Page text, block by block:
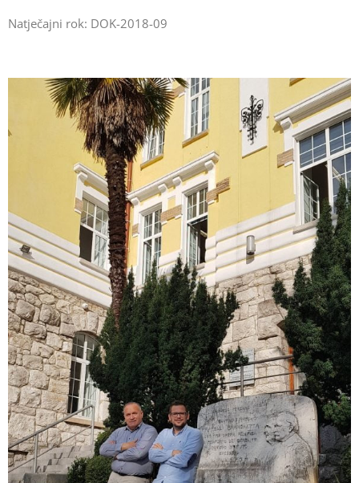
Natječajni rok: DOK-2018-09